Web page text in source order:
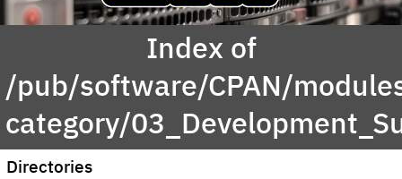
Index of
/pub/software/CPAN/
category/
Directories